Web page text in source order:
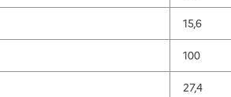
15,6
100
27,4